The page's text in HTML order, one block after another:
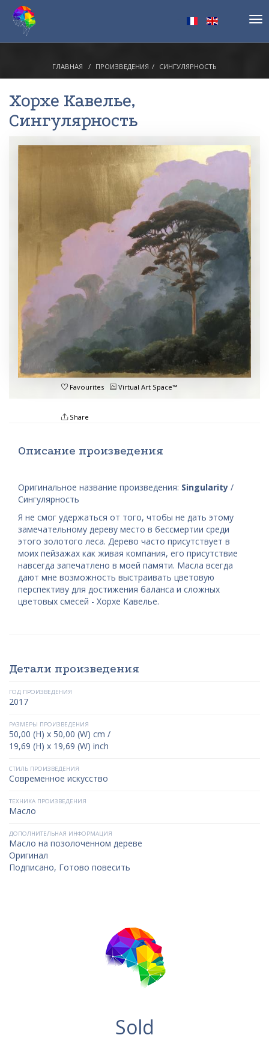
ГЛАВНАЯ ПРОИЗВЕДЕНИЯ СИНГУЛЯРНОСТЬ
Хорхе Кавелье,
Сингулярность
Favourites Virtual Art Space™
Share
Описание произведения
Оригинальное название произведения: Singularity /
Сингулярность
Я не смог удержаться от того, чтобы не дать этому
замечательному дереву место в бессмертии среди
этого золотого леса. Дерево часто присутствует в
моих пейзажах как живая компания, его присутствие
навсегда запечатлено в моей памяти. Масла всегда
дают мне возможность выстраивать цветовую
перспективу для достижения баланса и сложных
цветовых смесей - Хорхе Кавелье.
Детали произведения
ГОД ПРОИЗВЕДЕНИЯ
2017
РАЗМЕРЫ ПРОИЗВЕДЕНИЯ
50,00 (H) x 50,00 (W) cm /
19,69 (H) x 19,69 (W) inch
СТИЛЬ ПРОИЗВЕДЕНИЯ
Современное искусство
ТЕХНИКА ПРОИЗВЕДЕНИЯ
Масло
ДОПОЛНИТЕЛЬНАЯ ИНФОРМАЦИЯ
Масло на позолоченном дереве
Оригинал
Подписано, Готово повесить
Sold